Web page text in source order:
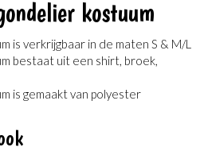
kostuum
is verkrijgbaar in de maten S & M/L
bestaat uit een shirt, broek,
is gemaakt van polyester